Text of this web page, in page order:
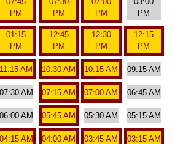
PM
PM
PM
PM
01:15
PM
12:45
PM
12:30
PM
12:15
PM
11:15 AM 10:30 AM 10:15 AM 09:15 AM
07:30 AM 07:15 AM 07:00 AM 06:45 AM
06:00 AM 05:45 AM 05:30 AM 05:15 AM
04:15 AM 04:00 AM 03:45 AM 03:15 AM